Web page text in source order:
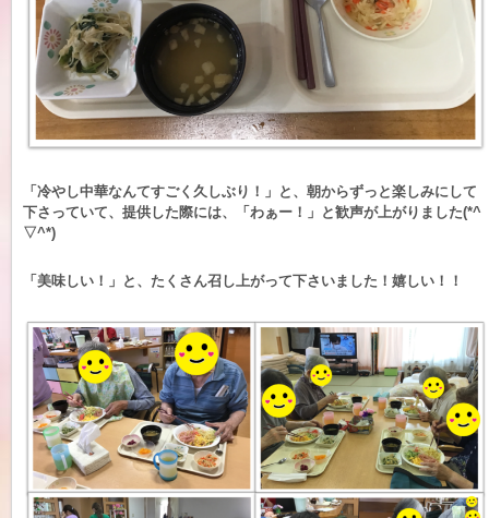
「冷やし中華なんてすごく久しぶり！」と、朝からずっと楽しみにして
下さっていて、提供した際には、「わぁー！」と歓声が上がりました(*^
▽^*)
「美味しい！」と、たくさん召し上がって下さいました！嬉しい！！